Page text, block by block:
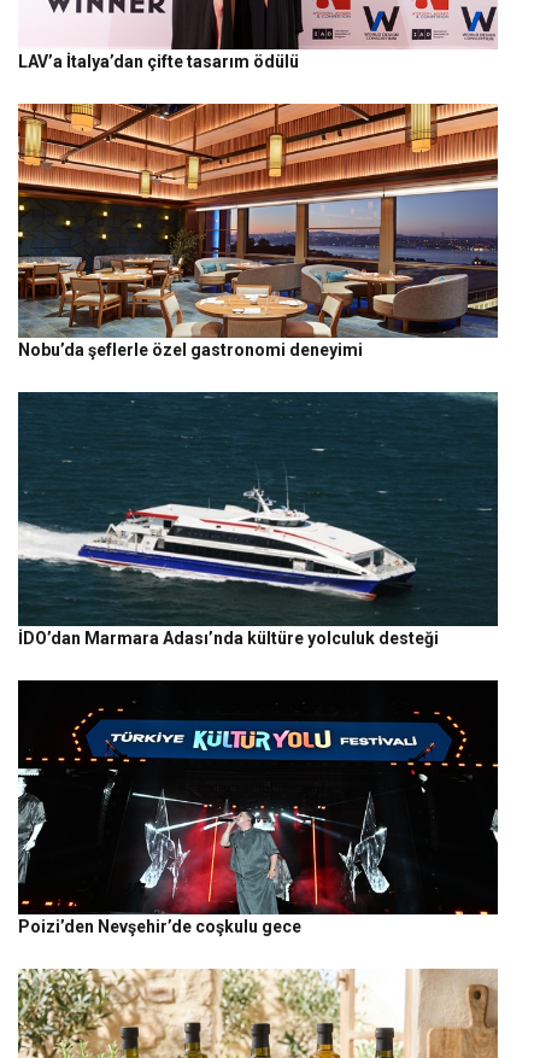
LAV’a İtalya’dan çifte tasarım ödülü
Nobu’da şeflerle özel gastronomi deneyimi
İDO’dan Marmara Adası’nda kültüre yolculuk desteği
Poizi’den Nevşehir’de coşkulu gece